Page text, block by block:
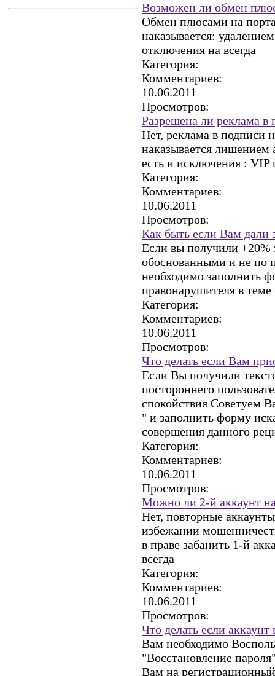
Возможен ли обмен
Обмен плюсами на
наказывается:
отключения на всегда
Категория:
Комментариев:
10.06.2011
Просмотров:
Разрешена ли реклама в
Нет, реклама в подписи
наказывается лишением
есть и исключения : VIP
Категория:
Комментариев:
10.06.2011
Просмотров:
Как быть если Вам дали
Если вы получили +20%
обоснованными и не по
необходимо заполнить
правонарушителя в
Категория:
Комментариев:
10.06.2011
Просмотров:
Что делать если Вам
Если Вы получили
постороннего
спокойствия Советуем
" и заполнить форму
совершения данного
Категория:
Комментариев:
10.06.2011
Просмотров:
Можно ли 2-й аккаунт
Нет, повторные
избежании
в праве забанить 1-й
всегда
Категория:
Комментариев:
10.06.2011
Просмотров:
Что делать если аккаунт
Вам необходимо
"Восстановление
Вам на